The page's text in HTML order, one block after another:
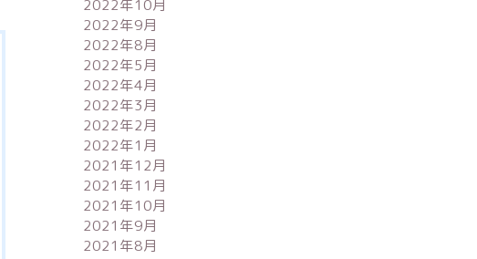
2022年10月
2022年9月
2022年8月
2022年5月
2022年4月
2022年3月
2022年2月
2022年1月
2021年12月
2021年11月
2021年10月
2021年9月
2021年8月